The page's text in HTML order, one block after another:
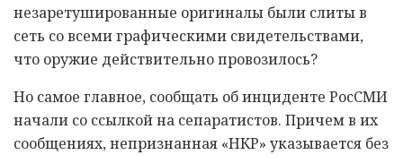
незаретушированные оригиналы были слиты в
сеть со всеми графическими свидетельствами,
что оружие действительно провозилось?
Но самое главное, сообщать об инциденте РосСМИ
начали со ссылкой на сепаратистов. Причем в их
сообщениях, непризнанная «НКР» указывается без